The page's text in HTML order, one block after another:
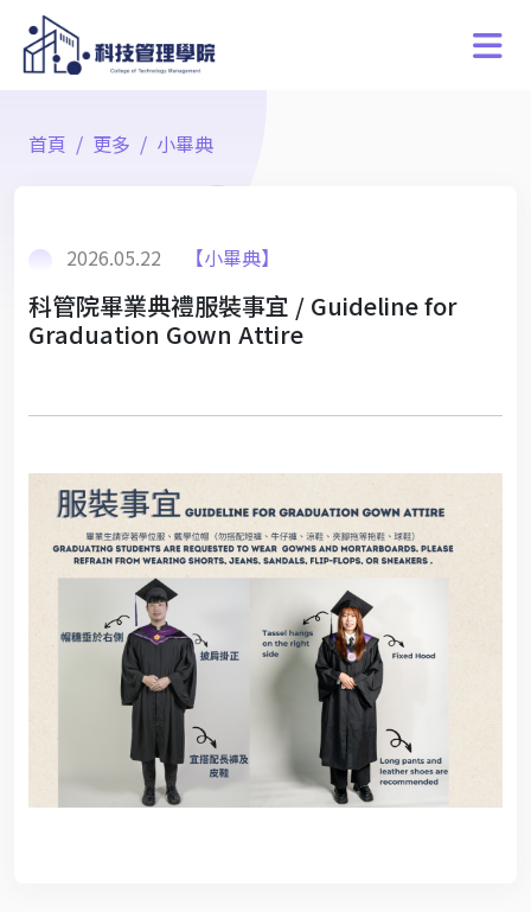
首頁 更多 小畢典
2026.05.22 【小畢典】
科管院畢業典禮服裝事宜 / Guideline for
Graduation Gown Attire